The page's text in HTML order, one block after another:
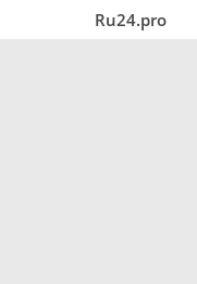
Ru24.pro